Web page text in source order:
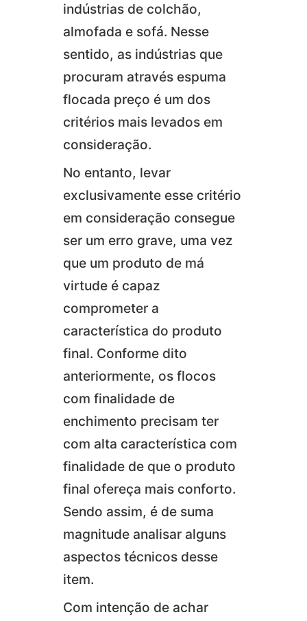
indústrias de colchão,
almofada e sofá. Nesse
sentido, as indústrias que
procuram através espuma
flocada preço é um dos
critérios mais levados em
consideração.
No entanto, levar
exclusivamente esse critério
em consideração consegue
ser um erro grave, uma vez
que um produto de má
virtude é capaz
comprometer a
característica do produto
final. Conforme dito
anteriormente, os flocos
com finalidade de
enchimento precisam ter
com alta característica com
finalidade de que o produto
final ofereça mais conforto.
Sendo assim, é de suma
magnitude analisar alguns
aspectos técnicos desse
item.
Com intenção de achar